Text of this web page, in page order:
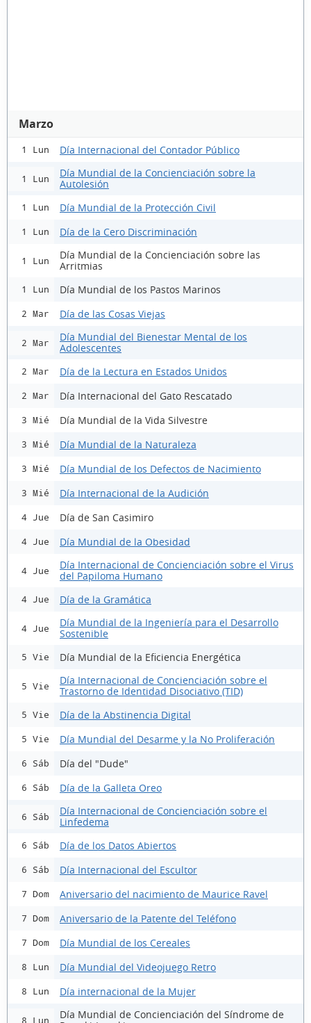
Marzo
1 Lun Día Internacional del Contador Público
1 Lun
Día Mundial de la Concienciación sobre la
Autolesión
1 Lun Día Mundial de la Protección Civil
1 Lun Día de la Cero Discriminación
1 Lun
Día Mundial de la Concienciación sobre las
Arritmias
1 Lun Día Mundial de los Pastos Marinos
2 Mar Día de las Cosas Viejas
2 Mar
Día Mundial del Bienestar Mental de los
Adolescentes
2 Mar Día de la Lectura en Estados Unidos
2 Mar Día Internacional del Gato Rescatado
3 Mié Día Mundial de la Vida Silvestre
3 Mié Día Mundial de la Naturaleza
3 Mié Día Mundial de los Defectos de Nacimiento
3 Mié Día Internacional de la Audición
4 Jue Día de San Casimiro
4 Jue Día Mundial de la Obesidad
4 Jue
Día Internacional de Concienciación sobre el Virus
del Papiloma Humano
4 Jue Día de la Gramática
4 Jue
Día Mundial de la Ingeniería para el Desarrollo
Sostenible
5 Vie Día Mundial de la Eficiencia Energética
5 Vie
Día Internacional de Concienciación sobre el
Trastorno de Identidad Disociativo (TID)
5 Vie Día de la Abstinencia Digital
5 Vie Día Mundial del Desarme y la No Proliferación
6 Sáb Día del "Dude"
6 Sáb Día de la Galleta Oreo
6 Sáb
Día Internacional de Concienciación sobre el
Linfedema
6 Sáb Día de los Datos Abiertos
6 Sáb Día Internacional del Escultor
7 Dom Aniversario del nacimiento de Maurice Ravel
7 Dom Aniversario de la Patente del Teléfono
7 Dom Día Mundial de los Cereales
8 Lun Día Mundial del Videojuego Retro
8 Lun Día internacional de la Mujer
8 Lun
Día Mundial de Concienciación del Síndrome de